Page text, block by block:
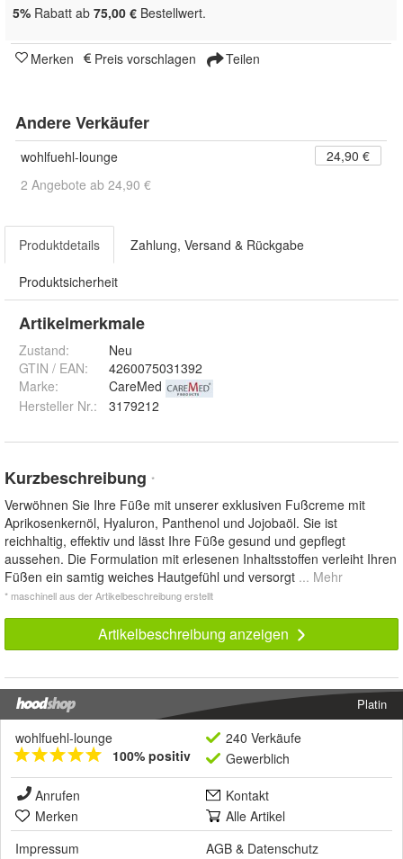
5% Rabatt ab 75,00 € Bestellwert.
Merken Preis vorschlagen Teilen
Andere Verkäufer
wohlfuehl-lounge
24,90 €
2 Angebote ab 24,90 €
Produktdetails Zahlung, Versand & Rückgabe
Produktsicherheit
Artikelmerkmale
Zustand:
Neu
GTIN / EAN:
4260075031392
Marke:
CareMed
Hersteller Nr.:
3179212
Kurzbeschreibung *
Verwöhnen Sie Ihre Füße mit unserer exklusiven Fußcreme mit
Aprikosenkernöl, Hyaluron, Panthenol und Jojobaöl. Sie ist
reichhaltig, effektiv und lässt Ihre Füße gesund und gepflegt
aussehen. Die Formulation mit erlesenen Inhaltsstoffen verleiht Ihren
Füßen ein samtig weiches Hautgefühl und versorgt ... Mehr
* maschinell aus der Artikelbeschreibung erstellt
Artikelbeschreibung anzeigen
Platin
wohlfuehl-lounge
100% positiv
240 Verkäufe
Gewerblich
Anrufen
Kontakt
Merken
Alle Artikel
Impressum
AGB & Datenschutz